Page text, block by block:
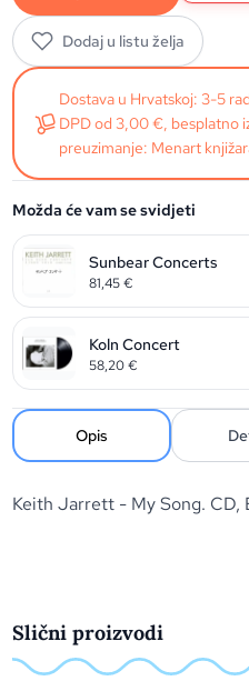
Dodaj u listu želja
Dostava u Hrvatskoj: 3-5
DPD od 3,00 €, besplatno
preuzimanje: Menart
Možda će vam se svidjeti
Sunbear Concerts
81,45€
Koln Concert
58,20€
Opis
Keith Jarrett - My Song.
Slični proizvodi